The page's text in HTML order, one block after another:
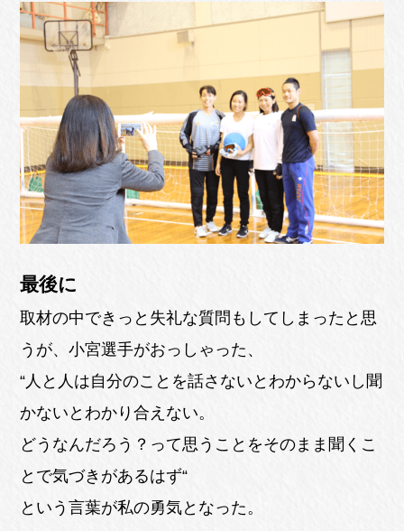
最後に
取材の中できっと失礼な質問もしてしまったと思
うが、小宮選手がおっしゃった、
“人と人は自分のことを話さないとわからないし聞
かないとわかり合えない。
どうなんだろう？って思うことをそのまま聞くこ
とで気づきがあるはず“
という言葉が私の勇気となった。